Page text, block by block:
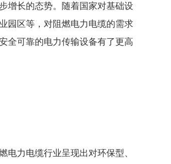
增长的态势。随着国家对基础设
园区等，对阻燃电力电缆的需求
全可靠的电力传输设备有了更高
电力电缆行业呈现出对环保型、